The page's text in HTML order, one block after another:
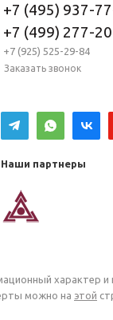
+7 (495) 937-
+7 (499) 277-
+7 (925) 525-29-84
Заказать звонок
Наши партнеры
характер и
можно на этой